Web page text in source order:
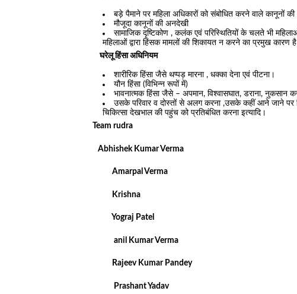
बड़े पैमाने पर महिला अधिकारों को संबोधित करने वाले कानूनों
मौजूदा कानूनों की अनदेखी
सामाजिक दृष्टिकोण , कलंक एवं परिस्थितियों के चलते भी
महिलाओं द्वारा हिंसक मामलों की शिकायत न करने का प्रमुख कारण
घरेलू हिंसा अधिनियम
शारीरिक हिंसा जैसे थप्पड़ मारना , धक्का देना एवं पीटना।
यौन हिंसा (विभिन्न रूपों में)
भावनात्मक हिंसा जैसे – अपमान, विश्वासघात, डराना, नुकसान
उसके परिवार व दोस्तों से अलग करना ,उसके कहीं आने जाने पर
चिकित्सा देखभाल की पहुंच को प्रतिबंधित करना इत्यादि।
Team rudra
Abhishek Kumar Verma
Amarpal Verma
Krishna
Yograj Patel
anil Kumar Verma
Rajeev Kumar Pandey
Prashant Yadav